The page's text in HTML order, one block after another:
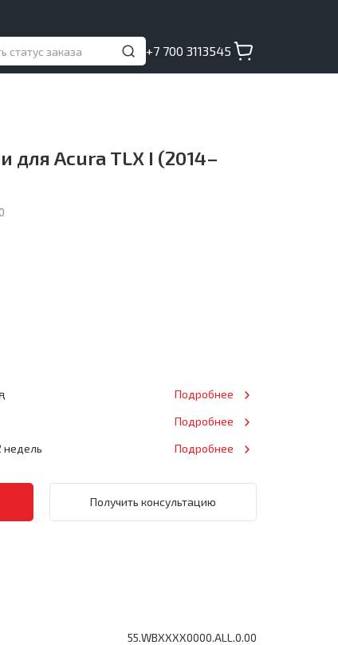
+7 700 3113545
для Acura TLX I (2014–
Подробнее
Подробнее
недель
Подробнее
Получить консультацию
55.WBXXXX0000.ALL.0.00